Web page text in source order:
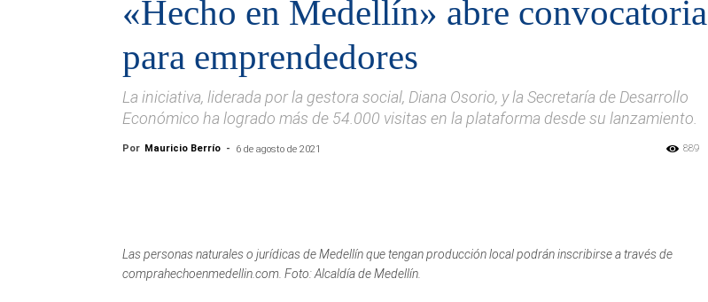
«Hecho en Medellín» abre convocatoria
para emprendedores
La iniciativa, liderada por la gestora social, Diana Osorio, y la Secretaría de Desarrollo
Económico ha logrado más de 54.000 visitas en la plataforma desde su lanzamiento.
Por Mauricio Berrío - 6 de agosto de 2021 889
Las personas naturales o jurídicas de Medellín que tengan producción local podrán inscribirse a través de
comprahechoenmedellin.com. Foto: Alcaldía de Medellín.